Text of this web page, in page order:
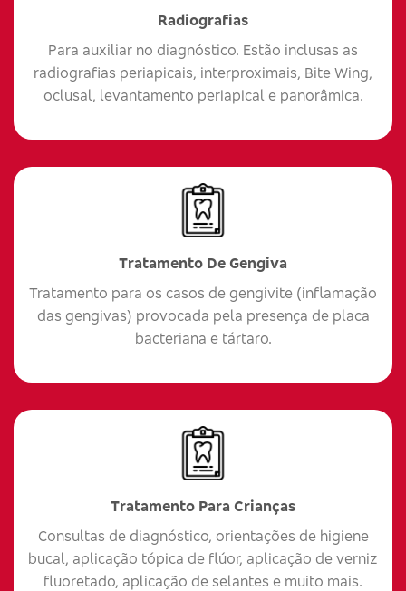
Radiografias
Para auxiliar no diagnóstico. Estão inclusas as
radiografias periapicais, interproximais, Bite Wing,
oclusal, levantamento periapical e panorâmica.
Tratamento De Gengiva
Tratamento para os casos de gengivite (inflamação
das gengivas) provocada pela presença de placa
bacteriana e tártaro.
Tratamento Para Crianças
Consultas de diagnóstico, orientações de higiene
bucal, aplicação tópica de flúor, aplicação de verniz
fluoretado, aplicação de selantes e muito mais.